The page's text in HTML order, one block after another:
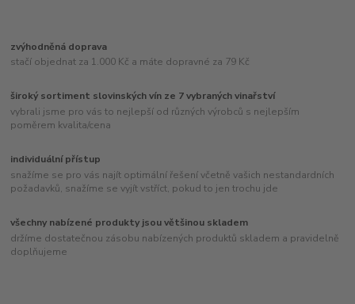
zvýhodněná doprava
stačí objednat za 1.000 Kč a máte dopravné za 79 Kč
široký sortiment slovinských vín ze 7 vybraných vinařství
vybrali jsme pro vás to nejlepší od různých výrobců s nejlepším
poměrem kvalita/cena
individuální přístup
snažíme se pro vás najít optimální řešení včetně vašich nestandardních
požadavků, snažíme se vyjít vstříct, pokud to jen trochu jde
všechny nabízené produkty jsou většinou skladem
držíme dostatečnou zásobu nabízených produktů skladem a pravidelně
doplňujeme